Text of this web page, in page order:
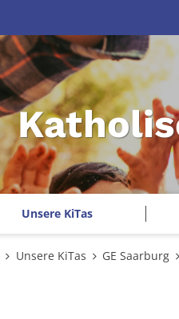
Unsere KiTas
Unsere KiTas GE Saarburg